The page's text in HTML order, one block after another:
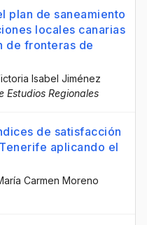
plan de saneamiento
locales canarias
de fronteras de
Isabel Jiménez
Estudios Regionales
de satisfacción
aplicando el
Carmen Moreno